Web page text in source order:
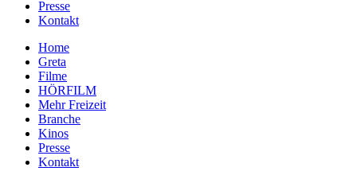
Presse
Kontakt
Home
Greta
Filme
HÖRFILM
Mehr Freizeit
Branche
Kinos
Presse
Kontakt